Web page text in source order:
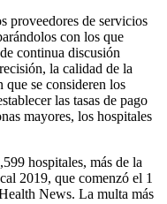
proveedores de servicios
con los que
continua discusión
la calidad de la
que se consideren los
las tasas de pago
mayores, los hospitales
hospitales, más de la
2019, que comenzó el 1
News. La multa más